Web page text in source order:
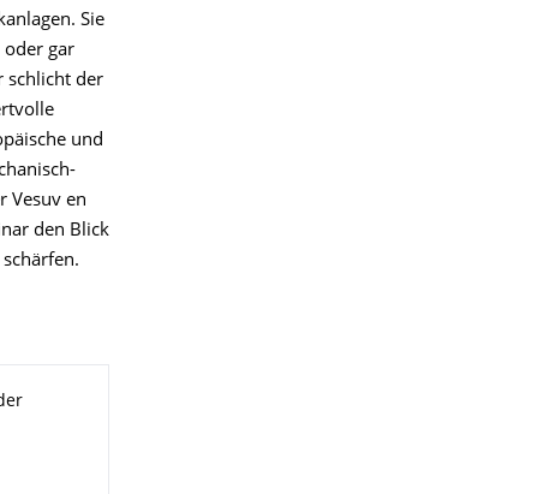
Sie
oder gar
schlicht der
und
Vesuv en
den Blick